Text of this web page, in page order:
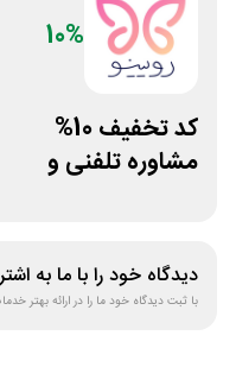
10%
کد تخفیف 10%
مشاوره تلفنی و
دیدگاه خود را با ما به
با ثبت دیدگاه خود ما را در ارائه بهتر